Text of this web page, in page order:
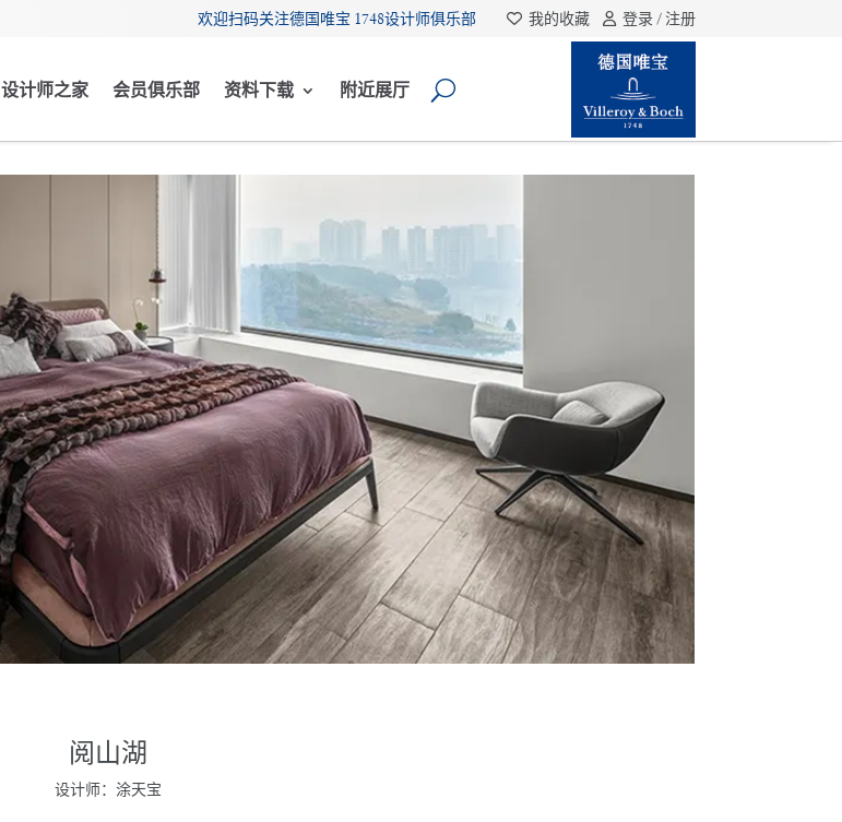
欢迎扫码关注德国唯宝 1748设计师俱乐部 我的收藏 登录 / 注册
设计师之家 会员俱乐部 资料下载 附近展厅
阅山湖
设计师：涂天宝